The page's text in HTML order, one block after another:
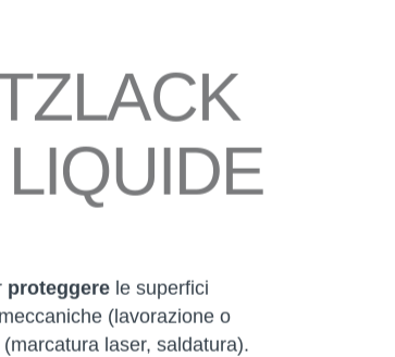
proteggere le superfici
(lavorazione o
laser, saldatura).